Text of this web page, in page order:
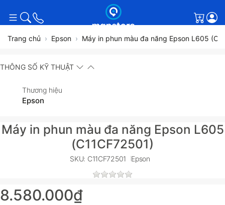
Giỏ
Trang chủ Epson Máy in phun màu đa năng Epson L605
THÔNG SỐ KỸ THUẬT
Thương hiệu
Epson
Máy in phun màu đa năng Epson L605
(C11CF72501)
SKU: C11CF72501 Epson
8.580.000₫